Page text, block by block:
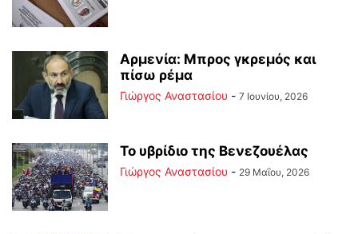
Αρμενία: Μπρος γκρεμός και
πίσω ρέμα
Γιώργος Αναστασίου - 7 Ιουνίου, 2026
Το υβρίδιο της Βενεζουέλας
Γιώργος Αναστασίου - 29 Μαΐου, 2026